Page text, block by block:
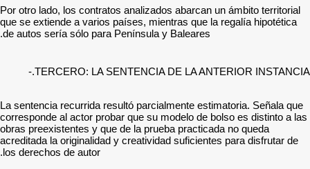
Por otro lado, los
que se extiende a varios
de autos sería sólo para
TERCERO: LA
La sentencia recurrida
corresponde al actor
obras preexistentes y que
acreditada la originalidad